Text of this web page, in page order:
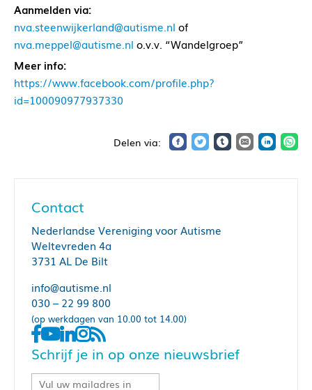
Aanmelden via:
nva.steenwijkerland@autisme.nl of
nva.meppel@autisme.nl o.v.v. “Wandelgroep”
Meer info:
https://www.facebook.com/profile.php?
id=100090977937330
Contact
Nederlandse Vereniging voor Autisme
Weltevreden 4a
3731 AL De Bilt
info@autisme.nl
030 – 22 99 800
(op werkdagen van 10.00 tot 14.00)
Schrijf je in op onze nieuwsbrief